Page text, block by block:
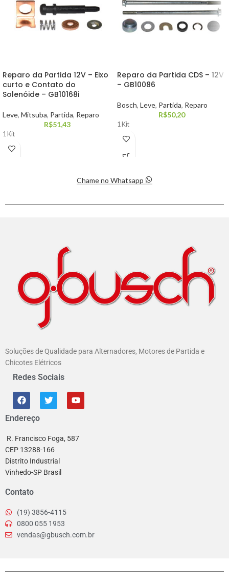
Reparo da Partida 12V – Eixo
curto e Contato do
Solenóide – GB10168i
Leve, Mitsuba, Partida, Reparo
R$51,43
1 Kit
Reparo da Partida CDS – 12V
– GB10086
Bosch, Leve, Partida, Reparo
R$50,20
1 Kit
Chame no Whatsapp
Soluções de Qualidade para Alternadores, Motores de Partida e
Chicotes Elétricos
Redes Sociais
Endereço
R. Francisco Foga, 587
CEP 13288-166
Distrito Industrial
Vinhedo-SP Brasil
Contato
(19) 3856-4115
0800 055 1953
vendas@gbusch.com.br